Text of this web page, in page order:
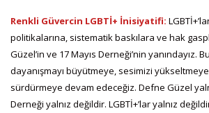
Renkli Güvercin LGBTİ+ İnisiyatifi:
politikalarına, sistematik baskılara ve hak
Güzel’in ve 17 Mayıs Derneği’nin yanındayız.
dayanışmayı büyütmeye, sesimizi
sürdürmeye devam edeceğiz. Defne Güzel
Derneği yalnız değildir. LGBTİ+’lar yalnız